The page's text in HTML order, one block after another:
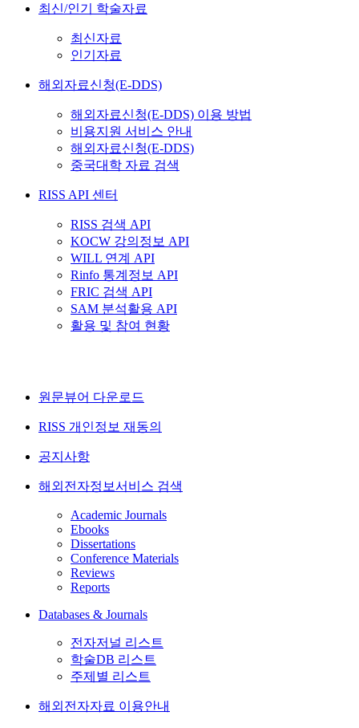
최신/인기 학술자료
최신자료
인기자료
해외자료신청(E-DDS)
해외자료신청(E-DDS) 이용 방법
비용지원 서비스 안내
해외자료신청(E-DDS)
중국대학 자료 검색
RISS API 센터
RISS 검색 API
KOCW 강의정보 API
WILL 연계 API
Rinfo 통계정보 API
FRIC 검색 API
SAM 분석활용 API
활용 및 참여 현황
원문뷰어 다운로드
RISS 개인정보 재동의
공지사항
해외전자정보서비스 검색
Academic Journals
Ebooks
Dissertations
Conference Materials
Reviews
Reports
Databases & Journals
전자저널 리스트
학술DB 리스트
주제별 리스트
해외전자자료 이용안내